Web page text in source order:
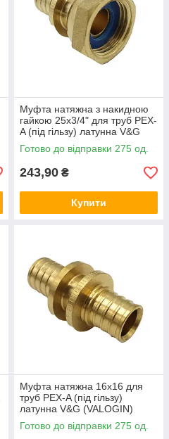
Муфта натяжна з накидною
гайкою 25x3/4" для труб PEX-
A (під гільзу) латунна V&G
(VALOGIN)
Готово до відправки 275 од.
243,90 ₴
Купити
Муфта натяжна 16x16 для
труб PEX-A (під гільзу)
латунна V&G (VALOGIN)
Готово до відправки 275 од.